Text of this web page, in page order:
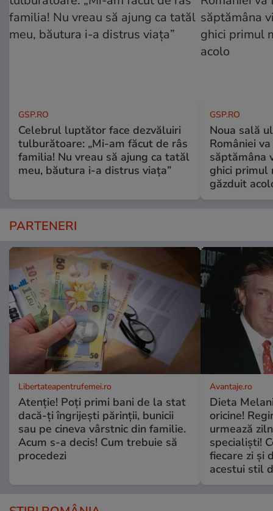
GSP.RO
Celebrul luptător face dezvăluiri
tulburătoare: „Mi-am făcut de râs
familia! Nu vreau să ajung ca tatăl
meu, băutura i-a distrus viața”
GSP.RO
Noua sală
României
săptămâna
ghici primul
găzduit
PARTENERI
Libertateapentrufemei.ro
Atenție! Poți primi bani de la stat
dacă-ți îngrijești părinții, bunicii
sau pe cineva vârstnic din familie.
Acum s-a decis! Cum trebuie să
procedezi
Avantaje.ro
Dieta
oricine!
urmează
specialiști!
fiecare zi și
acestui stil